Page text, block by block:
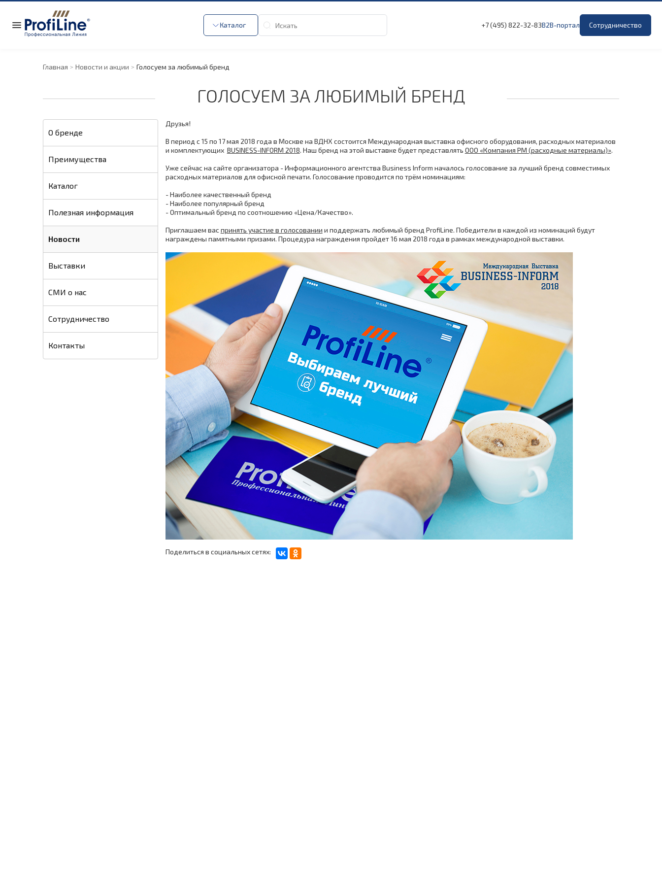
Каталог +7 (495) 822-32-83B2B-портал Сотрудничество
Главная Новости и акции Голосуем за любимый бренд
ГОЛОСУЕМ ЗА ЛЮБИМЫЙ БРЕНД
О бренде
Преимущества
Каталог
Полезная информация
Новости
Выставки
СМИ о нас
Сотрудничество
Контакты
Друзья!
В период с 15 по 17 мая 2018 года в Москве на ВДНХ состоится Международная выставка офисного оборудования, расходных материалов
и комплектующих BUSINESS-INFORM 2018. Наш бренд на этой выставке будет представлять ООО «Компания РМ (расходные материалы)».
Уже сейчас на сайте организатора - Информационного агентства Business Inform началось голосование за лучший бренд совместимых
расходных материалов для офисной печати. Голосование проводится по трём номинациям:
- Наиболее качественный бренд
- Наиболее популярный бренд
- Оптимальный бренд по соотношению «Цена/Качество».
Приглашаем вас принять участие в голосовании и поддержать любимый бренд ProfiLine. Победители в каждой из номинаций будут
награждены памятными призами. Процедура награждения пройдет 16 мая 2018 года в рамках международной выставки.
Поделиться в социальных сетях: